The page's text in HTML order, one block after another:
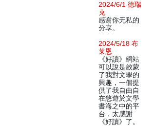
2024/6/1 德瑞
克
感谢你无私的
分享。
2024/5/18 布
莱恩
《好讀》網站
可以說是啟蒙
了我對文學的
興趣，一個提
供了我自由自
在悠遊於文學
書海之中的平
台，太感謝
《好讀》了。